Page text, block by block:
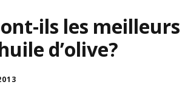
ils les meilleurs
d’olive?